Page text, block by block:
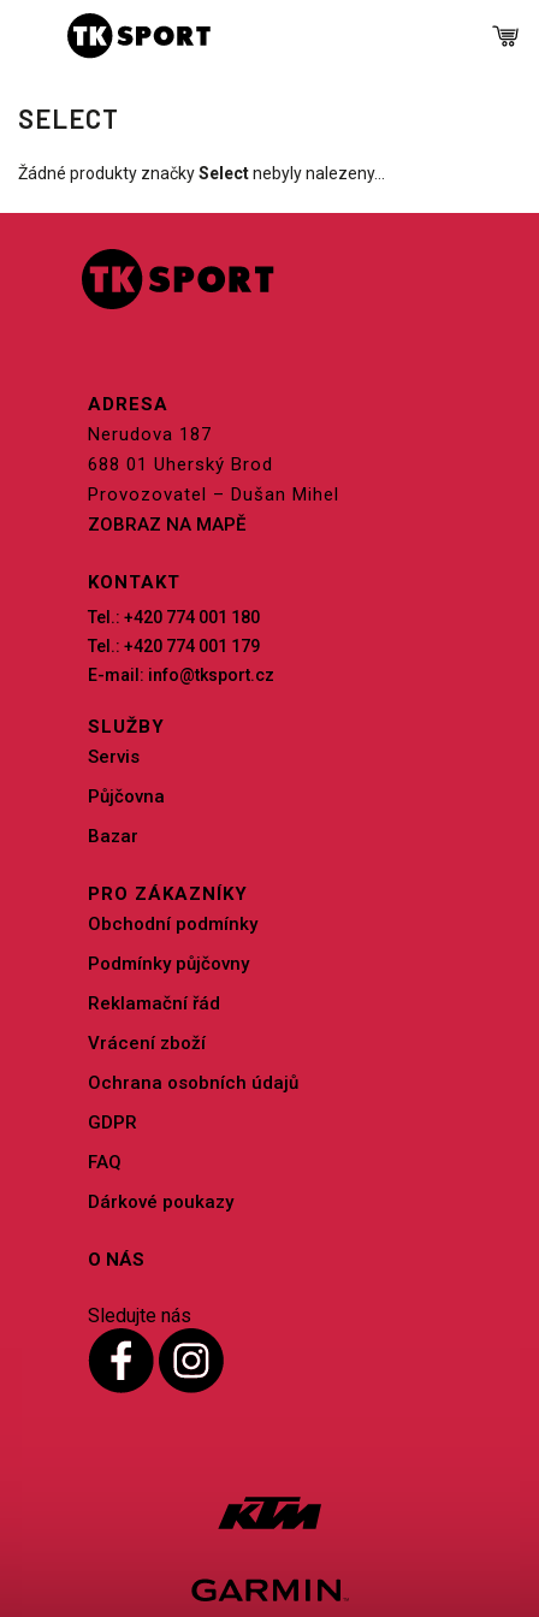
SELECT
Žádné produkty značkySelectnebyly nalezeny...
ADRESA
Nerudova 187
688 01 Uherský Brod
Provozovatel – Dušan Mihel
ZOBRAZ NA MAPĚ
KONTAKT
Tel.: +420 774 001 180
Tel.: +420 774 001 179
E-mail: info@tksport.cz
SLUŽBY
Servis
Půjčovna
Bazar
PRO ZÁKAZNÍKY
Obchodní podmínky
Podmínky půjčovny
Reklamační řád
Vrácení zboží
Ochrana osobních údajů
GDPR
FAQ
Dárkové poukazy
O NÁS
Sledujte nás